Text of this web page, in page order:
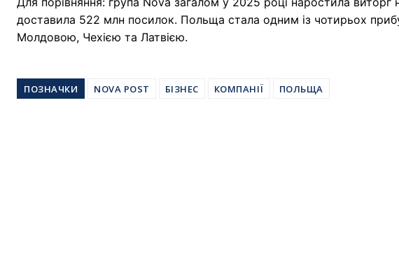
доставила 522 млн посилок. Польща стала одним із чотирьох
Молдовою, Чехією та Латвією.
ПОЗНАЧКИ NOVA POST БІЗНЕС КОМПАНІЇ ПОЛЬЩА